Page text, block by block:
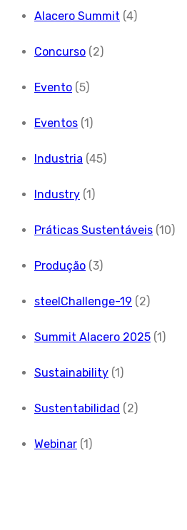
Alacero Summit (4)
Concurso (2)
Evento (5)
Eventos (1)
Industria (45)
Industry (1)
Práticas Sustentáveis (10)
Produção (3)
steelChallenge-19 (2)
Summit Alacero 2025 (1)
Sustainability (1)
Sustentabilidad (2)
Webinar (1)